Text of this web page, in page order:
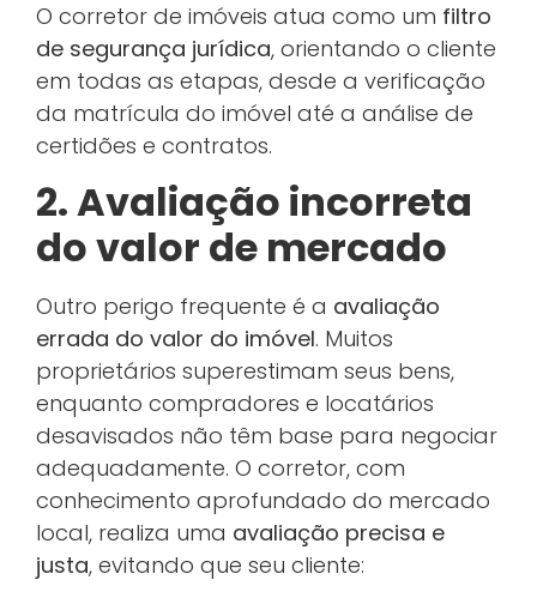
O corretor de imóveis atua como um filtro
de segurança jurídica, orientando o cliente
em todas as etapas, desde a verificação
da matrícula do imóvel até a análise de
certidões e contratos.
2. Avaliação incorreta
do valor de mercado
Outro perigo frequente é a avaliação
errada do valor do imóvel. Muitos
proprietários superestimam seus bens,
enquanto compradores e locatários
desavisados não têm base para negociar
adequadamente. O corretor, com
conhecimento aprofundado do mercado
local, realiza uma avaliação precisa e
justa, evitando que seu cliente: